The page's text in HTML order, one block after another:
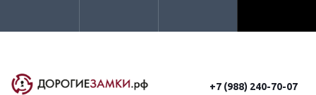
+7 (988) 240-70-07